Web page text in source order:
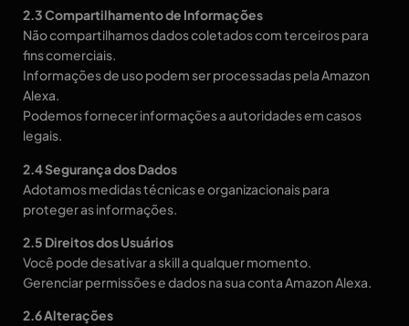
2.3 Compartilhamento de Informações
Não compartilhamos dados coletados com terceiros para
fins comerciais.
Informações de uso podem ser processadas pela Amazon
Alexa.
Podemos fornecer informações a autoridades em casos
legais.
2.4 Segurança dos Dados
Adotamos medidas técnicas e organizacionais para
proteger as informações.
2.5 Direitos dos Usuários
Você pode desativar a skill a qualquer momento.
Gerenciar permissões e dados na sua conta Amazon Alexa.
2.6 Alterações